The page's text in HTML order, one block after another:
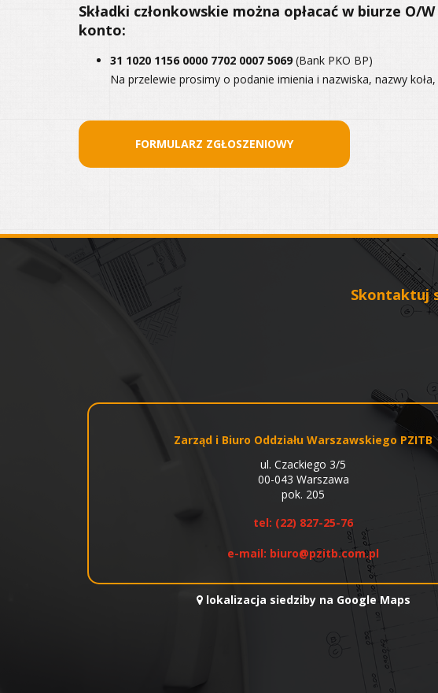
Składki członkowskie można opłacać w biurze O/
konto:
31 1020 1156 0000 7702 0007 5069(Bank PKO BP)
Na przelewie prosimy o podanie imienia i nazwiska, nazwy
FORMULARZ ZGŁOSZENIOWY
Skontaktuj
Zarząd i Biuro Oddziału Warszawskiego PZITB
ul. Czackiego 3/5
00-043 Warszawa
pok. 205
tel: (22) 827-25-76
e-mail: biuro@pzitb.com.pl
lokalizacja siedziby na Google Maps